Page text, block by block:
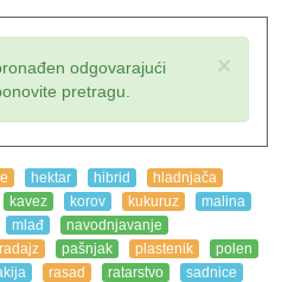
×
odgovarajući
pretragu.
hektar hibrid
hladnjača
kavez korov kukuruz
malina
mlađ
navodnjavanje
pašnjak plastenik
polen
rasad ratarstvo
sadnice